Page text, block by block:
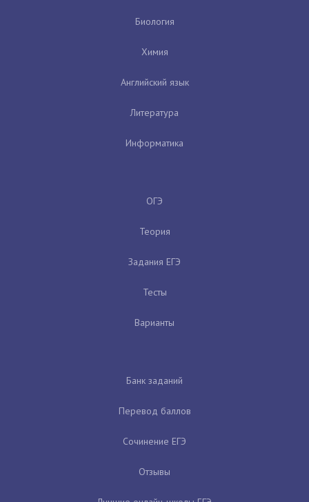
Биология
Химия
Английский язык
Литература
Информатика
ОГЭ
Теория
Задания ЕГЭ
Тесты
Варианты
Банк заданий
Перевод баллов
Сочинение ЕГЭ
Отзывы